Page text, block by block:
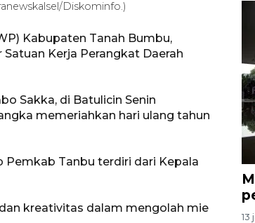
Diskominfo.)
Kabupaten Tanah Bumbu,
Kerja Perangkat Daerah
Sakka, di Batulicin Senin
memeriahkan hari ulang tahun
Pemkab Tanbu terdiri dari Kepala
kreativitas dalam mengolah mie
13